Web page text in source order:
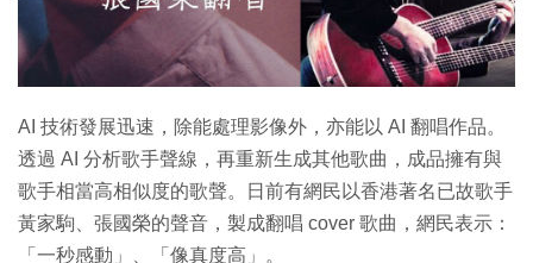
AI 技術發展迅速，除能處理影像外，亦能以 AI 翻唱作品。
透過 AI 分析歌手聲線，再重新生成其他歌曲，成品擁有與
歌手相當高相似度的歌聲。日前有網民以香港著名已故歌手
黃家駒、張國榮的聲音，製成翻唱 cover 歌曲，網民表示：
「一秒感動」、「像真度高」。